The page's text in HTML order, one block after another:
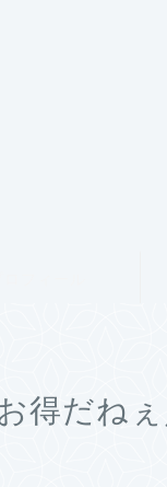
得だね